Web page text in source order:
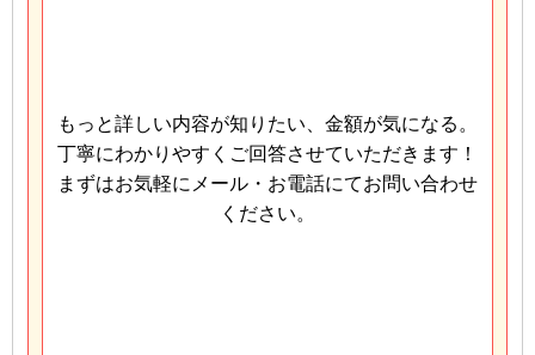
もっと詳しい内容が知りたい、金額が気になる。
丁寧にわかりやすくご回答させていただきます！
まずはお気軽にメール・お電話にてお問い合わせ
ください。